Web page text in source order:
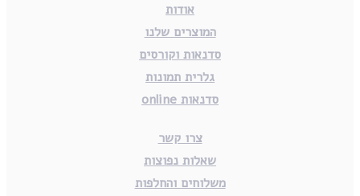
אודות
המוצרים שלנו
סדנאות וקורסים
גלרית תמונות
סדנאות online
צרו קשר
שאלות נפוצות
משלוחים והחלפות